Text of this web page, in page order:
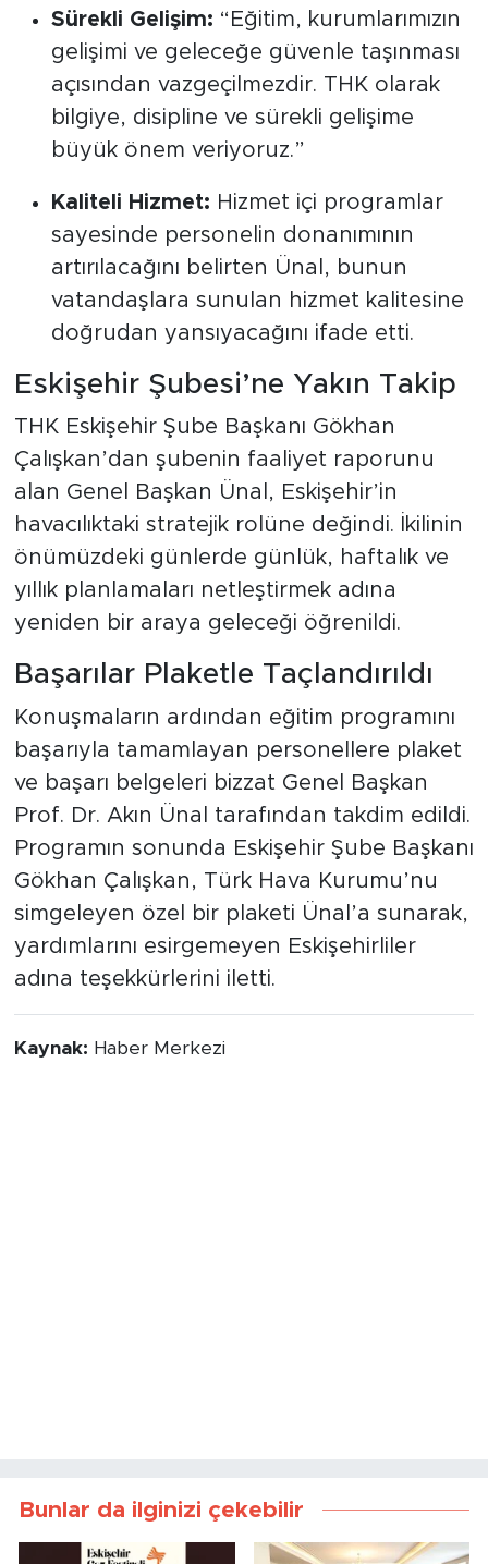
Sürekli Gelişim: “Eğitim, kurumlarımızın
gelişimi ve geleceğe güvenle taşınması
açısından vazgeçilmezdir. THK olarak
bilgiye, disipline ve sürekli gelişime
büyük önem veriyoruz.”
Kaliteli Hizmet: Hizmet içi programlar
sayesinde personelin donanımının
artırılacağını belirten Ünal, bunun
vatandaşlara sunulan hizmet kalitesine
doğrudan yansıyacağını ifade etti.
Eskişehir Şubesi’ne Yakın Takip
THK Eskişehir Şube Başkanı Gökhan
Çalışkan’dan şubenin faaliyet raporunu
alan Genel Başkan Ünal, Eskişehir’in
havacılıktaki stratejik rolüne değindi. İkilinin
önümüzdeki günlerde günlük, haftalık ve
yıllık planlamaları netleştirmek adına
yeniden bir araya geleceği öğrenildi.
Başarılar Plaketle Taçlandırıldı
Konuşmaların ardından eğitim programını
başarıyla tamamlayan personellere plaket
ve başarı belgeleri bizzat Genel Başkan
Prof. Dr. Akın Ünal tarafından takdim edildi.
Programın sonunda Eskişehir Şube Başkanı
Gökhan Çalışkan, Türk Hava Kurumu’nu
simgeleyen özel bir plaketi Ünal’a sunarak,
yardımlarını esirgemeyen Eskişehirliler
adına teşekkürlerini iletti.
Kaynak: Haber Merkezi
Bunlar da ilginizi çekebilir